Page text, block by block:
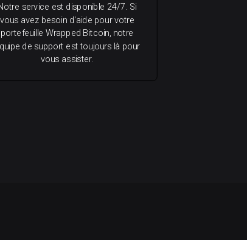
service est disponible 24/7. Si
vous avez besoin d'aide pour votre
portefeuille Wrapped Bitcoin, notre
de support est toujours là pour
vous assister.